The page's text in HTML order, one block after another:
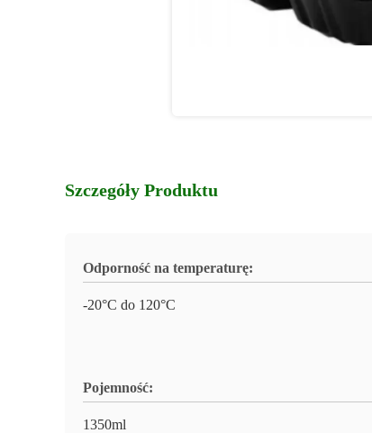
Szczegóły Produktu
Odporność na temperaturę:
-20°C do 120°C
Pojemność:
1350ml